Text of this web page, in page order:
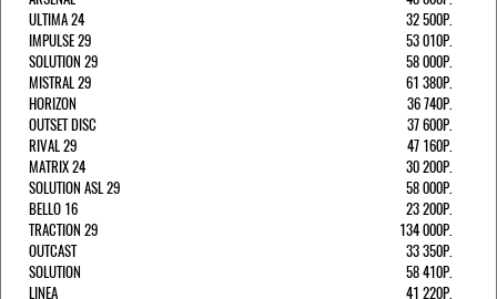
ULTIMA 24
32 500Р.
IMPULSE 29
53 010Р.
SOLUTION 29
58 000Р.
MISTRAL 29
61 380Р.
HORIZON
36 740Р.
OUTSET DISC
37 600Р.
RIVAL 29
47 160Р.
MATRIX 24
30 200Р.
SOLUTION ASL 29
58 000Р.
BELLO 16
23 200Р.
TRACTION 29
134 000Р.
OUTCAST
33 350Р.
SOLUTION
58 410Р.
LINEA
41 220Р.